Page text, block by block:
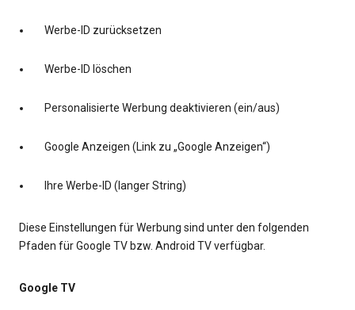
Werbe-ID zurücksetzen
Werbe-ID löschen
Personalisierte Werbung deaktivieren (ein/aus)
Google Anzeigen (Link zu „Google Anzeigen“)
Ihre Werbe-ID (langer String)
Diese Einstellungen für Werbung sind unter den folgenden
Pfaden für Google TV bzw. Android TV verfügbar.
Google TV